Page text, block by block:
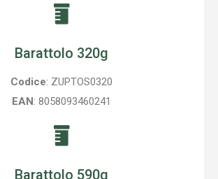
Barattolo 320g
Codice: ZUPTOS0320
EAN: 8058093460241
Barattolo 590g